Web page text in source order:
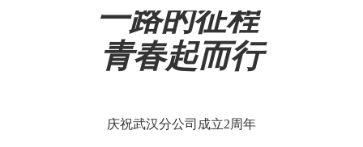
一路的征程
青春起而行
庆祝武汉分公司成立2周年